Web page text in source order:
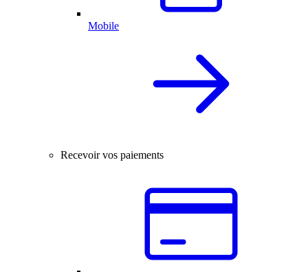
Mobile
Recevoir vos paiements